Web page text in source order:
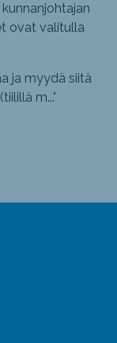
ovat valitulla
ja myydä siitä
m..."